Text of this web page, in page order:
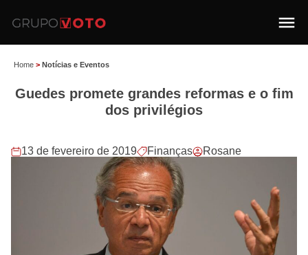
Home > Notícias e Eventos
Guedes promete grandes reformas e o fim
dos privilégios
13 de fevereiro de 2019 Finanças Rosane